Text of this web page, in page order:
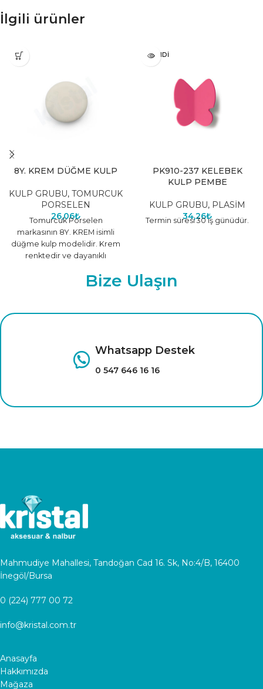
İlgili ürünler
8Y. KREM DÜĞME KULP
KULP GRUBU, TOMURCUK
PORSELEN
26,06₺
Tomurcuk Porselen
markasının 8Y. KREM isimli
düğme kulp modelidir. Krem
renktedir ve dayanıklı
Farklı renk seçenekleri için
TÜKENDI
PK910-237 KELEBEK
KULP PEMBE
KULP GRUBU, PLASİM
34,26₺
Termin süresi 30 iş günüdür.
Bize Ulaşın
Whatsapp Destek
0 547 646 16 16
Mahmudiye Mahallesi, Tandoğan Cad 16. Sk, No:4/B, 16400
İnegöl/Bursa
0 (224) 777 00 72
info@kristal.com.tr
Anasayfa
Hakkımızda
Mağaza